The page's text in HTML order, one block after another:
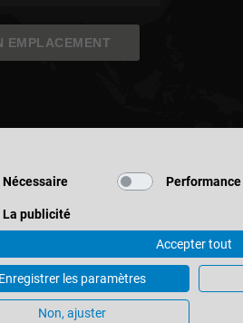
EMPLACEMENT
Paramètres des cookies
Nécessaire Performance
La publicité
Accepter tout
Enregistrer les paramètres
Non, ajuster